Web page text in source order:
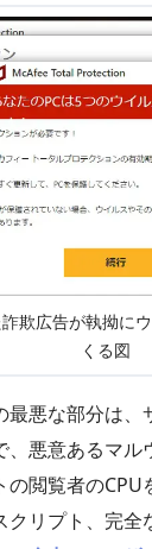
欺広告が執拗に
くる図
最悪な部分は、
、悪意あるマル
閲覧者のCPU
リプト、完全